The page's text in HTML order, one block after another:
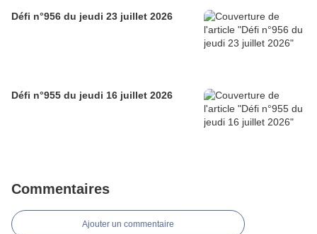
Défi n°956 du jeudi 23 juillet 2026
Défi n°955 du jeudi 16 juillet 2026
Commentaires
Ajouter un commentaire